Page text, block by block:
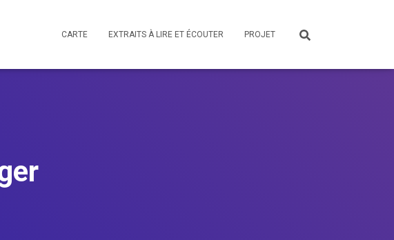
CARTE EXTRAITS À LIRE ET ÉCOUTER PROJET